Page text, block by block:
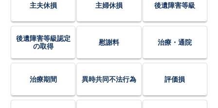
主夫休損 主婦休損 後遺障害等級
後遺障害等級認定
の取得
慰謝料 治療・通院
治療期間 異時共同不法行為 評価損